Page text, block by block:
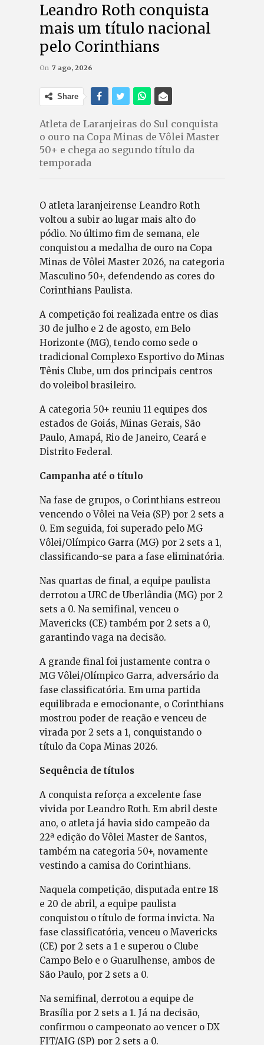
Leandro Roth conquista
mais um título nacional
pelo Corinthians
On 7 ago, 2026
Share
Atleta de Laranjeiras do Sul conquista
o ouro na Copa Minas de Vôlei Master
50+ e chega ao segundo título da
temporada
O atleta laranjeirense Leandro Roth
voltou a subir ao lugar mais alto do
pódio. No último fim de semana, ele
conquistou a medalha de ouro na Copa
Minas de Vôlei Master 2026, na categoria
Masculino 50+, defendendo as cores do
Corinthians Paulista.
A competição foi realizada entre os dias
30 de julho e 2 de agosto, em Belo
Horizonte (MG), tendo como sede o
tradicional Complexo Esportivo do Minas
Tênis Clube, um dos principais centros
do voleibol brasileiro.
A categoria 50+ reuniu 11 equipes dos
estados de Goiás, Minas Gerais, São
Paulo, Amapá, Rio de Janeiro, Ceará e
Distrito Federal.
Campanha até o título
Na fase de grupos, o Corinthians estreou
vencendo o Vôlei na Veia (SP) por 2 sets a
0. Em seguida, foi superado pelo MG
Vôlei/Olímpico Garra (MG) por 2 sets a 1,
classificando-se para a fase eliminatória.
Nas quartas de final, a equipe paulista
derrotou a URC de Uberlândia (MG) por 2
sets a 0. Na semifinal, venceu o
Mavericks (CE) também por 2 sets a 0,
garantindo vaga na decisão.
A grande final foi justamente contra o
MG Vôlei/Olímpico Garra, adversário da
fase classificatória. Em uma partida
equilibrada e emocionante, o Corinthians
mostrou poder de reação e venceu de
virada por 2 sets a 1, conquistando o
título da Copa Minas 2026.
Sequência de títulos
A conquista reforça a excelente fase
vivida por Leandro Roth. Em abril deste
ano, o atleta já havia sido campeão da
22ª edição do Vôlei Master de Santos,
também na categoria 50+, novamente
vestindo a camisa do Corinthians.
Naquela competição, disputada entre 18
e 20 de abril, a equipe paulista
conquistou o título de forma invicta. Na
fase classificatória, venceu o Mavericks
(CE) por 2 sets a 1 e superou o Clube
Campo Belo e o Guarulhense, ambos de
São Paulo, por 2 sets a 0.
Na semifinal, derrotou a equipe de
Brasília por 2 sets a 1. Já na decisão,
confirmou o campeonato ao vencer o DX
FIT/AIG (SP) por 2 sets a 0.